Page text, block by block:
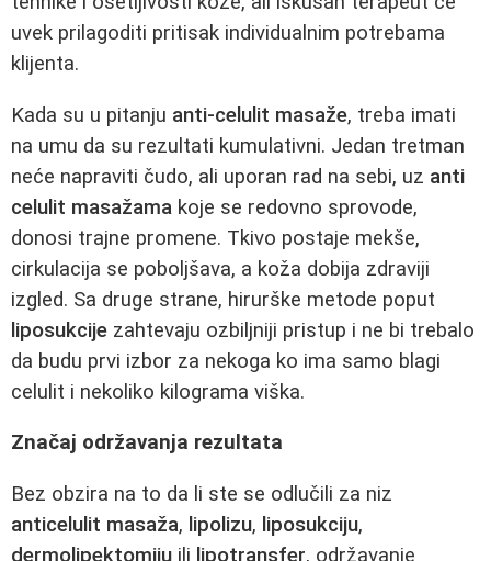
uvek prilagoditi pritisak individualnim potrebama
klijenta.
Kada su u pitanju anti-celulit masaže, treba imati
na umu da su rezultati kumulativni. Jedan tretman
neće napraviti čudo, ali uporan rad na sebi, uz anti
celulit masažama koje se redovno sprovode,
donosi trajne promene. Tkivo postaje mekše,
cirkulacija se poboljšava, a koža dobija zdraviji
izgled. Sa druge strane, hirurške metode poput
liposukcije zahtevaju ozbiljniji pristup i ne bi trebalo
da budu prvi izbor za nekoga ko ima samo blagi
celulit i nekoliko kilograma viška.
Značaj održavanja rezultata
Bez obzira na to da li ste se odlučili za niz
anticelulit masaža, lipolizu, liposukciju,
dermolipektomiju ili lipotransfer, održavanje